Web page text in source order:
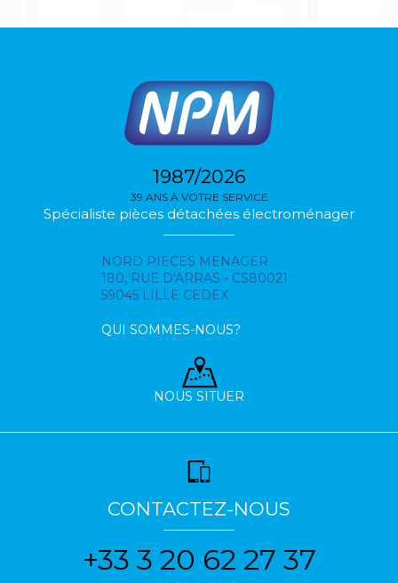
1987/2026
39 ANS À VOTRE SERVICE
Spécialiste pièces détachées électroménager
NORD PIECES MENAGER
180, RUE D'ARRAS - CS80021
59045 LILLE CEDEX
QUI SOMMES-NOUS?
NOUS SITUER
CONTACTEZ-NOUS
+33 3 20 62 27 37